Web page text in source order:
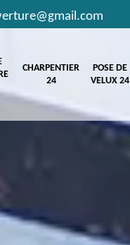
CHARPENTIER
24
POSE DE
VELUX 24